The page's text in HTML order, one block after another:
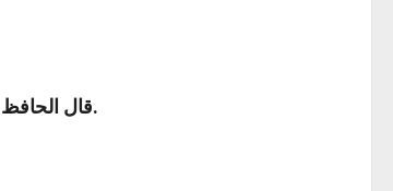
قال الحافظ ابن حجر في فتح الباري: أي لم يؤكد علينا في المنع كما أكد علينا في غيره من المنهيات، فكأنها قالت: كره لنا اتباع الجنائز من غير تحريم.